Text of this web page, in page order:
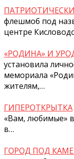
флешмоб под
центре
«РОДИНА» И
установила
мемориала
жителям,…
ГИПЕРОТКРЫТКА
«Вам, любимые»
в…
ГОРОД ПОД